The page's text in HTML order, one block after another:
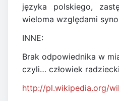
języka polskiego,
wieloma względami
INNE:
Brak odpowiednika w
czyli… człowiek
http://pl.wikipedia.org/